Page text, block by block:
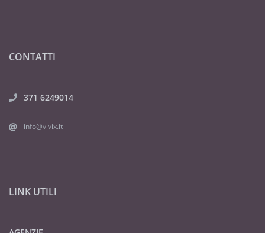
CONTATTI
371 6249014
info@vivix.it
LINK UTILI